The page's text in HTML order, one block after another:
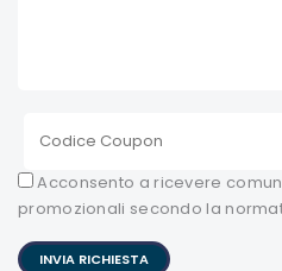
Acconsento a ricevere
promozionali secondo la